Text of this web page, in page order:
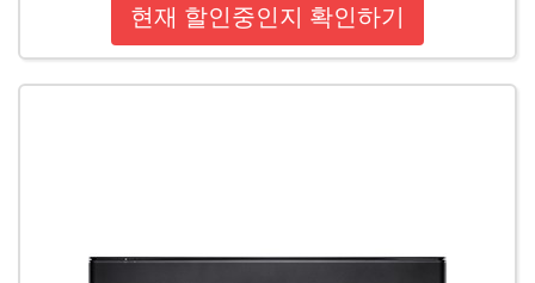
현재 할인중인지 확인하기